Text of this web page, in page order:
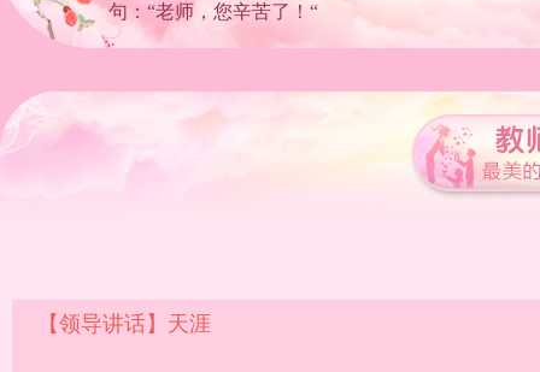
句：“老师，您辛苦了！“
【领导讲话】天涯